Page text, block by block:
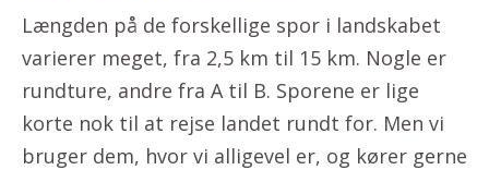
Længden på de forskellige spor i landskabet
varierer meget, fra 2,5 km til 15 km. Nogle er
rundture, andre fra A til B. Sporene er lige
korte nok til at rejse landet rundt for. Men vi
bruger dem, hvor vi alligevel er, og kører gerne